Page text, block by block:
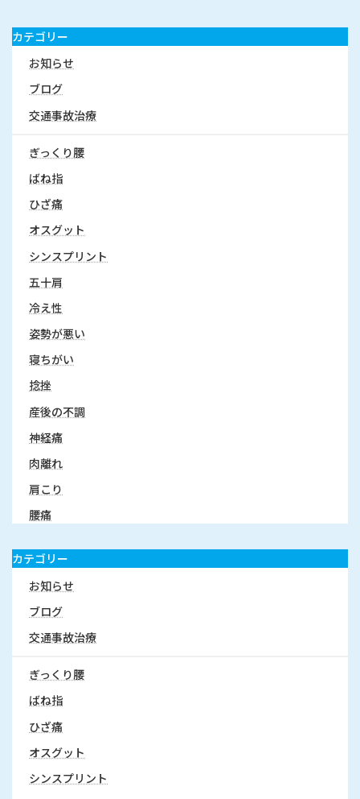
ー
ジ
ジ
ジ
ジ
ジ
カテゴリー
お知らせ
ブログ
交通事故治療
ぎっくり腰
ばね指
ひざ痛
オスグット
シンスプリント
五十肩
冷え性
姿勢が悪い
寝ちがい
捻挫
産後の不調
神経痛
肉離れ
肩こり
腰痛
カテゴリー
お知らせ
ブログ
交通事故治療
ぎっくり腰
ばね指
ひざ痛
オスグット
シンスプリント